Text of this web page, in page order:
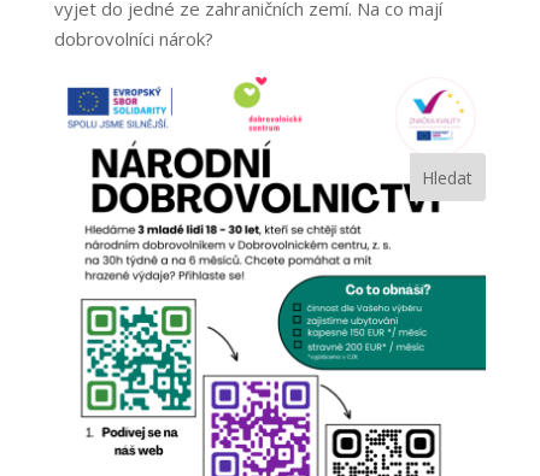
vyjet do jedné ze zahraničních zemí. Na co mají
dobrovolníci nárok?